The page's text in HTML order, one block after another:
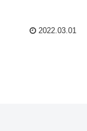
2022.03.01